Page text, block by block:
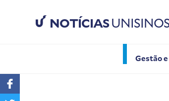
NOTÍCIAS
Gestão